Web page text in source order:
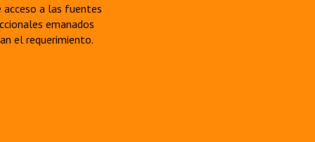
acceso a las fuentes
emanados
el requerimiento.